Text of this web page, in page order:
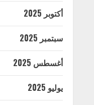
أكتوبر 2025
سبتمبر 2025
أغسطس 2025
يوليو 2025